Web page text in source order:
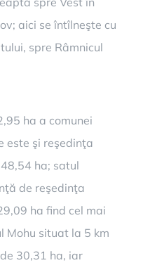
aici se întîlneşte cu
spre Râmnicul
ha a comunei
este şi reşedinţa
ha; satul
de reşedinţa
ha find cel mai
Mohu situat la 5 km
30,31 ha, iar